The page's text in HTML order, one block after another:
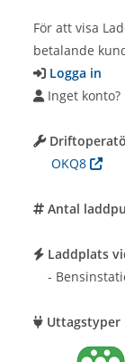
För att visa
betalande
Logga in
Inget konto?
OKQ8
Antal
Laddplats
-
Uttagstyper